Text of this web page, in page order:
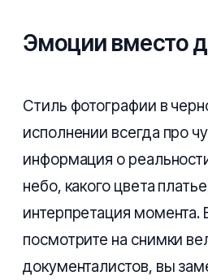
Эмоции вместо
Стиль фотографии в
исполнении всегда про
информация о
небо, какого цвета
интерпретация момента.
посмотрите на снимки
документалистов, вы